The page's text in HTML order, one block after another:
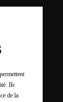
Ils
de la